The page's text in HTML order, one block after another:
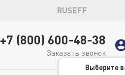
RUSEFF
+7 (800) 600-48-38
Заказать звонок
Выберите